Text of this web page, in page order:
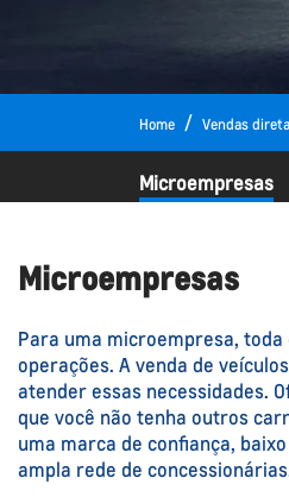
Home Vendas
Microempresas
Microempresas
Para uma microempresa,
operações. A venda de
atender essas necessidades.
que você não tenha outros
uma marca de confiança,
ampla rede de